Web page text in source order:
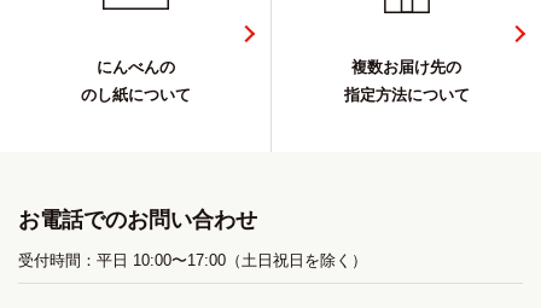
にんべんの
のし紙について
複数お届け先の
指定方法について
お電話でのお問い合わせ
受付時間：平日 10:00〜17:00（土日祝日を除く）